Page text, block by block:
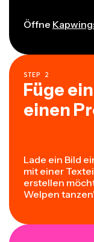
Öffne
STEP 2
Füge
einen
Lade ein Bild
mit einer
erstellen
Welpen